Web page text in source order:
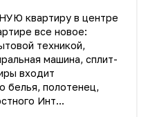
квартиру в центре
все новое:
техникой,
машина, сплит-
входит
белья, полотенец,
Инт...